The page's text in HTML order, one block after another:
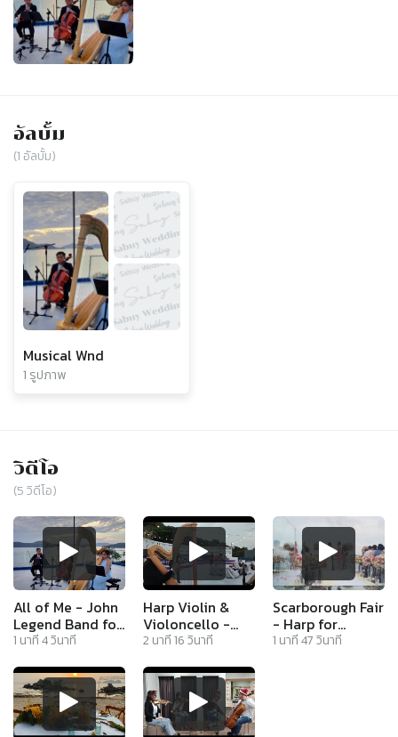
อัลบั้ม
(1 อัลบั้ม)
Musical Wnd
1 รูปภาพ
วิดีโอ
(5วิดีโอ)
All of Me - John
Legend Band for
Sunset Cocktail
Sri Panwa Hotel
Beach Phuket
1 นาที4วินาที
Harp Violin &
Violoncello -
Band for
Cocktail Dinner
Panorama View
2 นาที16วินาที
Scarborough Fair
- Harp for
Wedding
1 นาที47วินาที